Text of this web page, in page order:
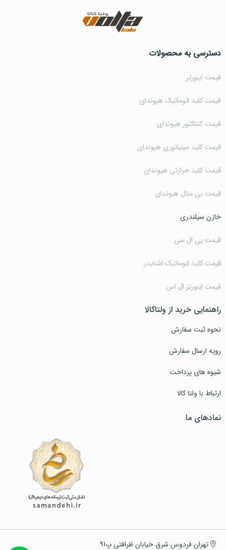
دسترسی به محصولات
قیمت اینورتر
قیمت کلید اتوماتیک هیوندای
قیمت کنتاکتور هیوندای
قیمت کلید مینیاتوری هیوندای
قیمت کلید حرارتی هیوندای
قیمت بی متال هیوندای
خازن سیلندری
قیمت پی ال سی
قیمت کلید اتوماتیک اشنایدر
قیمت اینورتر ال اس
راهنمایی خرید از ولتاکالا
نحوه ثبت سفارش
رویه ارسال سفارش
شیوه های پرداخت
ارتباط با ولتا کالا
نمادهای ما
تهران فردوس شرق خیابان ظرافتی پ91